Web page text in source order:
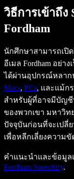
วิธีการเข้าถึง
Fordham
นักศึกษาสามารถเปิ
อีเมล Fordham อย่า
ได้ผ่านอุปกรณ์หลาก
Macs, PCs, และแม้ก
สำหรับผู้ที่อาจมีบัญชี
ของพวกเขา มหาวิ
ปัจจุบันก่อนที่จะเปลี่
เพื่อหลีกเลี่ยงความ
คำแนะนำและข้อมูล
Fordham Speechify.